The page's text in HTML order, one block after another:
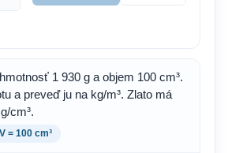
1 930 g a objem 100 cm³.
a preveď ju na kg/m³. Zlato má
cm³.
= 100 cm³